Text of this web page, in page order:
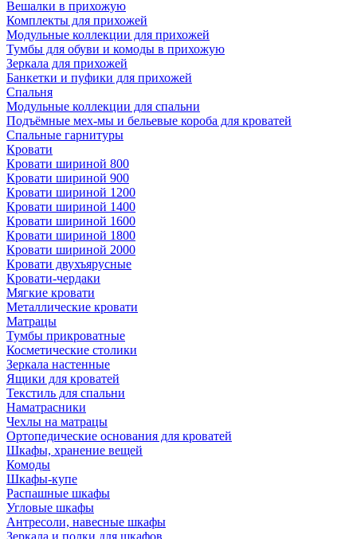
Вешалки в прихожую
Комплекты для прихожей
Модульные коллекции для прихожей
Тумбы для обуви и комоды в прихожую
Зеркала для прихожей
Банкетки и пуфики для прихожей
Спальня
Модульные коллекции для спальни
Подъёмные мех-мы и бельевые короба для кроватей
Спальные гарнитуры
Кровати
Кровати шириной 800
Кровати шириной 900
Кровати шириной 1200
Кровати шириной 1400
Кровати шириной 1600
Кровати шириной 1800
Кровати шириной 2000
Кровати двухъярусные
Кровати-чердаки
Мягкие кровати
Металлические кровати
Матрацы
Тумбы прикроватные
Косметические столики
Зеркала настенные
Ящики для кроватей
Текстиль для спальни
Наматрасники
Чехлы на матрацы
Ортопедические основания для кроватей
Шкафы, хранение вещей
Комоды
Шкафы-купе
Распашные шкафы
Угловые шкафы
Антресоли, навесные шкафы
Зеркала и полки для шкафов